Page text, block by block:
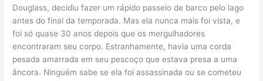
Douglass, decidiu fazer um rápido passeio de barco pelo lago
antes do final da temporada. Mas ela nunca mais foi vista, e
foi só quase 30 anos depois que os mergulhadores
encontraram seu corpo. Estranhamente, havia uma corda
pesada amarrada em seu pescoço que estava presa a uma
âncora. Ninguém sabe se ela foi assassinada ou se cometeu